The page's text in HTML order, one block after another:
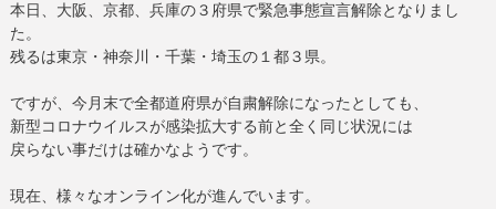
本日、大阪、京都、兵庫の３府県で緊急事態宣言解除となりまし
た。
残るは東京・神奈川・千葉・埼玉の１都３県。
ですが、今月末で全都道府県が自粛解除になったとしても、
新型コロナウイルスが感染拡大する前と全く同じ状況には
戻らない事だけは確かなようです。
現在、様々なオンライン化が進んでいます。